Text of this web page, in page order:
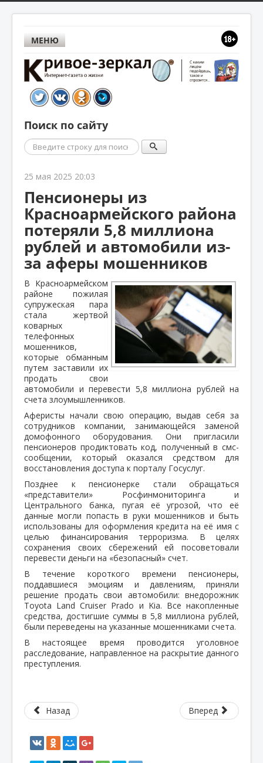
МЕНЮ
Поиск по сайту
Поиск
25 мая 2025 20:03
Пенсионеры из
Красноармейского района
потеряли 5,8 миллиона
рублей и автомобили из-
за аферы мошенников
В Красноармейском
районе пожилая
супружеская пара
стала жертвой
коварных
телефонных
мошенников,
которые обманным
путем заставили их
продать свои
автомобили и перевести 5,8 миллиона рублей на
счета злоумышленников.
Аферисты начали свою операцию, выдав себя за
сотрудников компании, занимающейся заменой
домофонного оборудования. Они пригласили
пенсионеров продиктовать код, полученный в смс-
сообщении, который оказался средством для
восстановления доступа к порталу Госуслуг.
Позднее к пенсионерке стали обращаться
«представители» Росфинмониторинга и
Центрального банка, пугая её угрозой, что её
данные могли попасть в руки мошенников и быть
использованы для оформления кредита на её имя с
целью финансирования терроризма. В целях
сохранения своих сбережений ей посоветовали
перевести деньги на «безопасный» счет.
В течение короткого времени пенсионеры,
поддавшиеся эмоциям и давлениям, приняли
решение продать свои автомобили: внедорожник
Toyota Land Cruiser Prado и Kia. Все накопленные
средства, достигшие суммы в 5,8 миллиона рублей,
были переведены на указанные мошенниками счета.
В настоящее время проводится уголовное
расследование, направленное на раскрытие данного
преступления.
Назад Вперед